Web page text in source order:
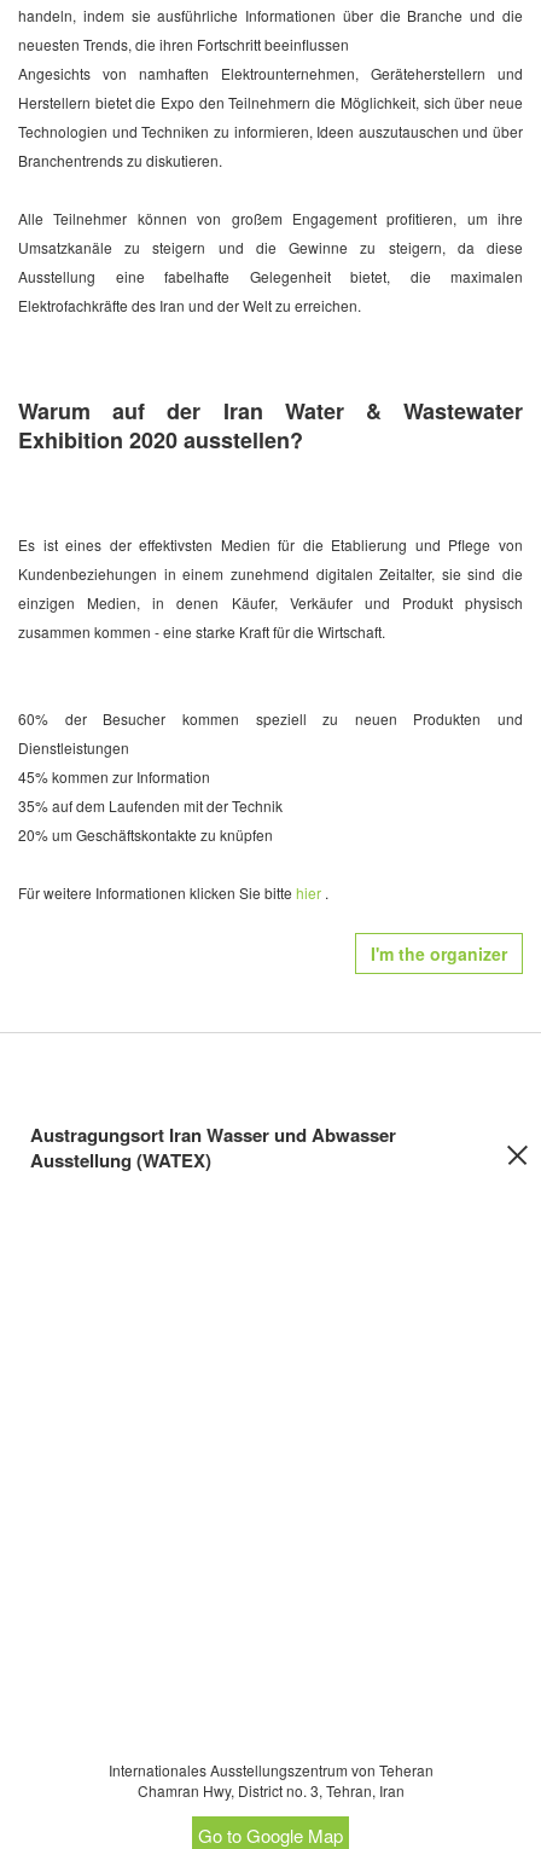
handeln, indem sie ausführliche Informationen über die Branche und die
neuesten Trends, die ihren Fortschritt beeinflussen
Angesichts von namhaften Elektrounternehmen, Geräteherstellern und
Herstellern bietet die Expo den Teilnehmern die Möglichkeit, sich über neue
Technologien und Techniken zu informieren, Ideen auszutauschen und über
Branchentrends zu diskutieren.
Alle Teilnehmer können von großem Engagement profitieren, um ihre
Umsatzkanäle zu steigern und die Gewinne zu steigern, da diese
Ausstellung eine fabelhafte Gelegenheit bietet, die maximalen
Elektrofachkräfte des Iran und der Welt zu erreichen.
Warum auf der Iran Water & Wastewater
Exhibition 2020 ausstellen?
Es ist eines der effektivsten Medien für die Etablierung und Pflege von
Kundenbeziehungen in einem zunehmend digitalen Zeitalter, sie sind die
einzigen Medien, in denen Käufer, Verkäufer und Produkt physisch
zusammen kommen - eine starke Kraft für die Wirtschaft.
60% der Besucher kommen speziell zu neuen Produkten und
Dienstleistungen
45% kommen zur Information
35% auf dem Laufenden mit der Technik
20% um Geschäftskontakte zu knüpfen
Für weitere Informationen klicken Sie bitte hier .
I'm the organizer
Austragungsort Iran Wasser und Abwasser
Ausstellung (WATEX)
Internationales Ausstellungszentrum von Teheran
Chamran Hwy, District no. 3, Tehran, Iran
Go to Google Map